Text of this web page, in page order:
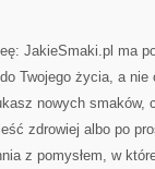
JakieSmaki.pl ma
Twojego życia, a
nowych
zdrowiej albo po
z pomysłem, w